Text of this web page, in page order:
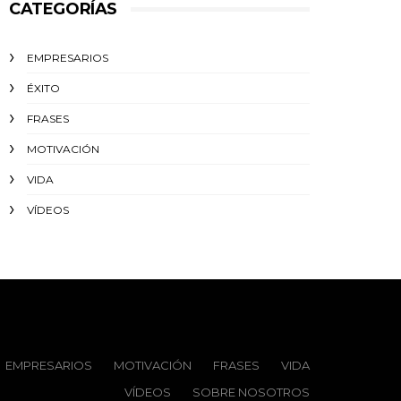
CATEGORÍAS
EMPRESARIOS
ÉXITO‬
FRASES
MOTIVACIÓN
VIDA
VÍDEOS
EMPRESARIOS MOTIVACIÓN FRASES
VIDA
VÍDEOS
SOBRE NOSOTROS